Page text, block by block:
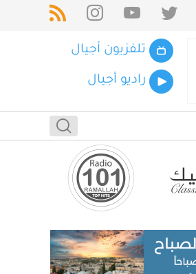
تلفزيون أجيال
راديو أجيال